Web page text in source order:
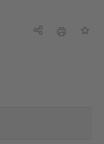
Teilen DruckenAuf